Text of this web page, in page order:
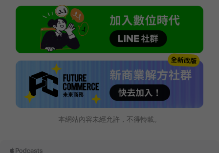
本網站內容未經允許，不得轉載。